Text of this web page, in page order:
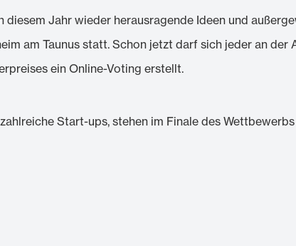
diesem Jahr wieder herausragende Ideen und
am Taunus statt. Schon jetzt darf sich jeder an
ein Online-Voting erstellt.
Start-ups, stehen im Finale des